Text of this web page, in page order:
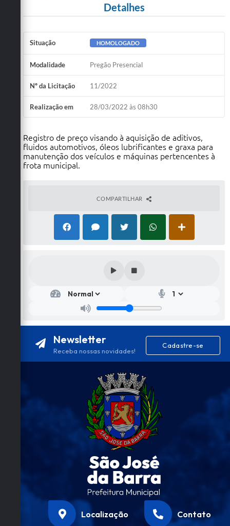
Detalhes
Situação HOMOLOGADO
Modalidade Pregão Presencial
Nº da Licitação 11/2022
Realização em 28/03/2022 às 08h30
Registro de preço visando à aquisição de aditivos,
fluidos automotivos, óleos lubrificantes e graxa para
manutenção dos veículos e máquinas pertencentes à
frota municipal.
COMPARTILHAR
Newsletter
Receba nossas novidades!
Cadastre-se
Localização Contato